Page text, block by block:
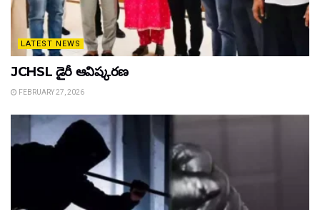
LATEST NEWS
JCHSL డైరీ ఆవిష్కరణ
FEBRUARY 27, 2026